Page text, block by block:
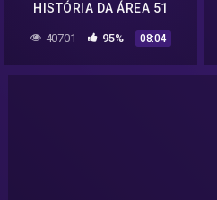
HISTÓRIA DA ÁREA 51
40701 95% 08:04